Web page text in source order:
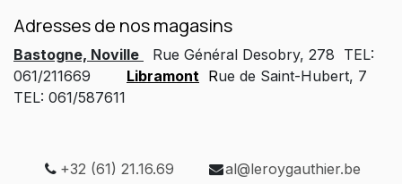
Adresses de nos magasins
Bastogne, Noville
Rue Général Desobry, 278 TEL:
061/211669
Libramont Rue de Saint-Hubert, 7
TEL: 061/587611
+32 (61) 21.16.69 al@leroygauthier.be